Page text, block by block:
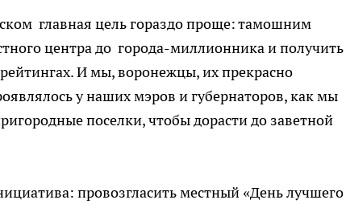
главная цель гораздо проще: тамошним
центра до города-миллионника и получить
И мы, воронежцы, их прекрасно
у наших мэров и губернаторов, как мы
поселки, чтобы дорасти до заветной
провозгласить местный «День лучшего